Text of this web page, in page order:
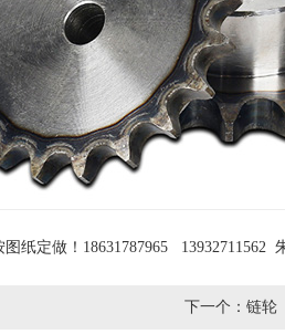
1
纸定做！18631787965 13932711562
下一个： 链轮